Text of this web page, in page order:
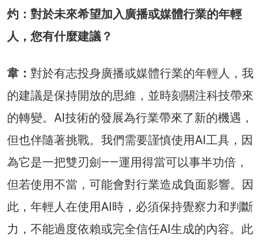
灼：對於未來希望加入廣播或媒體行業的年輕
人，您有什麼建議？
韋： 對於有志投身廣播或媒體行業的年輕人，我
的建議是保持開放的思維，並時刻關注科技帶來
的轉變。AI技術的發展為行業帶來了新的機遇，
但也伴隨著挑戰。我們需要謹慎使用AI工具，因
為它是一把雙刃劍——運用得當可以事半功倍，
但若使用不當，可能會對行業造成負面影響。因
此，年輕人在使用AI時，必須保持覺察力和判斷
力，不能過度依賴或完全信任AI生成的內容。此